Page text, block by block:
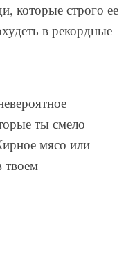
которые строго ее
в рекордные
ты смело
мясо или